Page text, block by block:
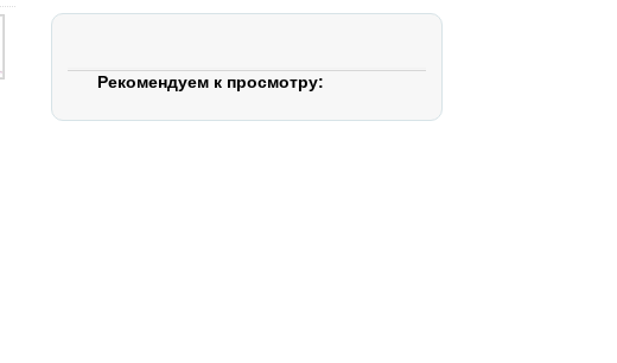
Рекомендуем к просмотру: